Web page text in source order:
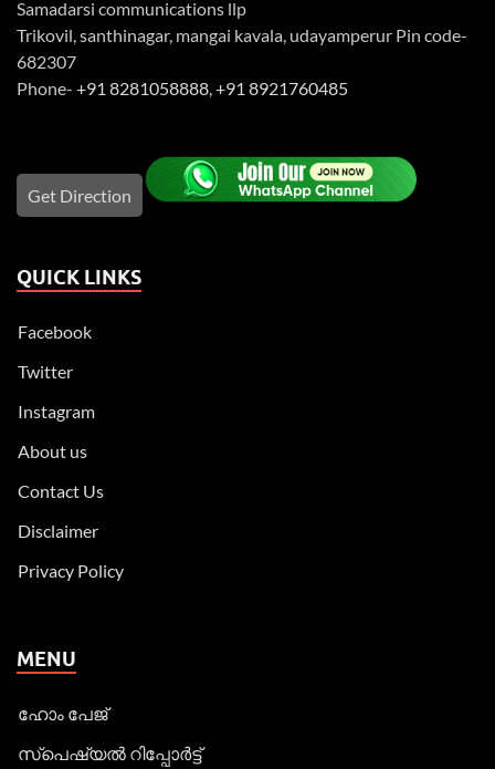
Samadarsi communications llp
Trikovil, santhinagar, mangai kavala, udayamperur Pin code-
682307
Phone- +91 8281058888,+91 8921760485
Get Direction
QUICK LINKS
Facebook
Twitter
Instagram
About us
Contact Us
Disclaimer
Privacy Policy
MENU
ഹോം പേജ്
സ്പെഷ്യൽ റിപ്പോര്‍ട്ട്